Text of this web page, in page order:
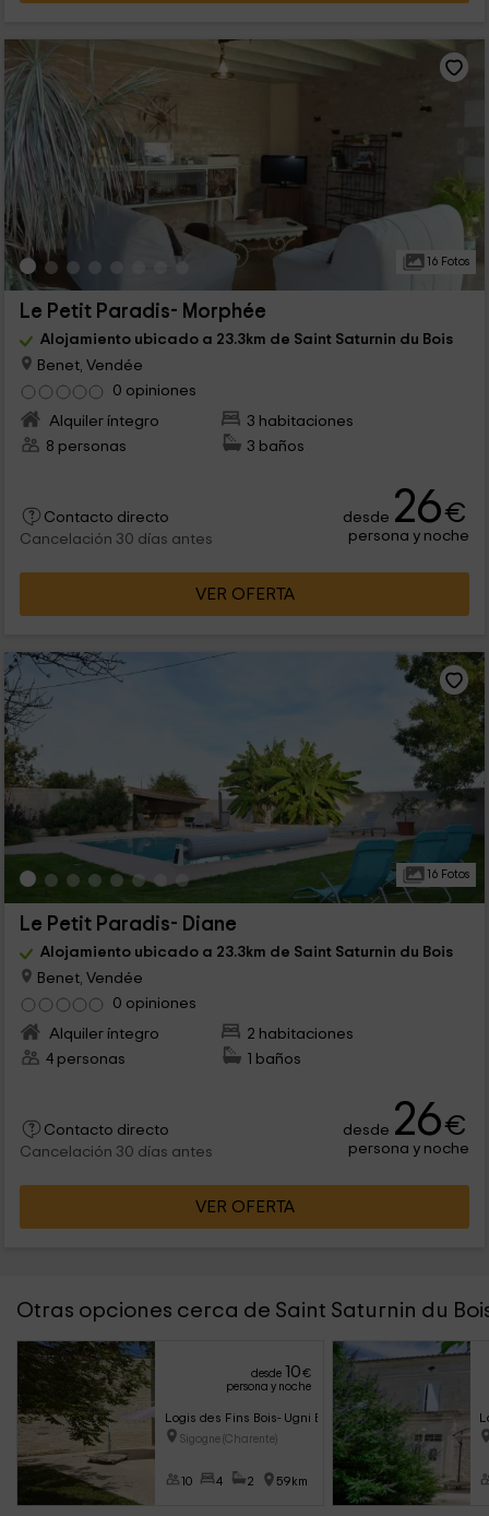
16 Fotos
Le Petit Paradis- Morphée
Alojamiento ubicado a 23.3km de Saint Saturnin du Bois
Benet, Vendée
0 opiniones
Alquiler íntegro
3 habitaciones
8 personas
3 baños
Contacto directo
Cancelación 30 días antes
desde 26€
persona y noche
VER OFERTA
16 Fotos
Le Petit Paradis- Diane
Alojamiento ubicado a 23.3km de Saint Saturnin du Bois
Benet, Vendée
0 opiniones
Alquiler íntegro
2 habitaciones
4 personas
1 baños
Contacto directo
Cancelación 30 días antes
desde 26€
persona y noche
VER OFERTA
Otras opciones cerca de Saint Saturnin du
desde 10€
persona y noche
Logis des Fins Bois- Ugni Blanc
Sigogne (Charente)
10 4 2 59km